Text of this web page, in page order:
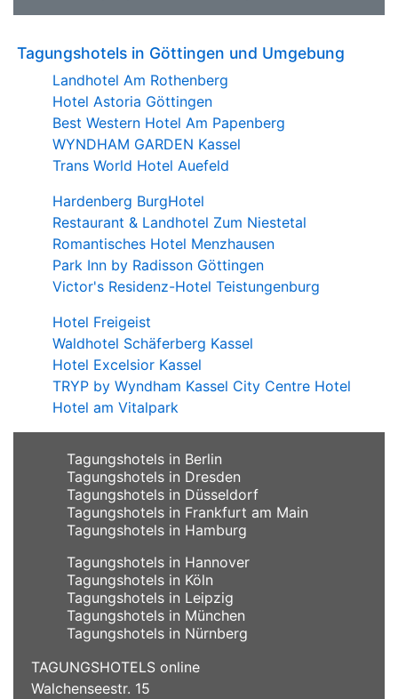
Tagungshotels in Göttingen und Umgebung
Landhotel Am Rothenberg
Hotel Astoria Göttingen
Best Western Hotel Am Papenberg
WYNDHAM GARDEN Kassel
Trans World Hotel Auefeld
Hardenberg BurgHotel
Restaurant & Landhotel Zum Niestetal
Romantisches Hotel Menzhausen
Park Inn by Radisson Göttingen
Victor's Residenz-Hotel Teistungenburg
Hotel Freigeist
Waldhotel Schäferberg Kassel
Hotel Excelsior Kassel
TRYP by Wyndham Kassel City Centre Hotel
Hotel am Vitalpark
Tagungshotels in Berlin
Tagungshotels in Dresden
Tagungshotels in Düsseldorf
Tagungshotels in Frankfurt am Main
Tagungshotels in Hamburg
Tagungshotels in Hannover
Tagungshotels in Köln
Tagungshotels in Leipzig
Tagungshotels in München
Tagungshotels in Nürnberg
TAGUNGSHOTELS online
Walchenseestr. 15